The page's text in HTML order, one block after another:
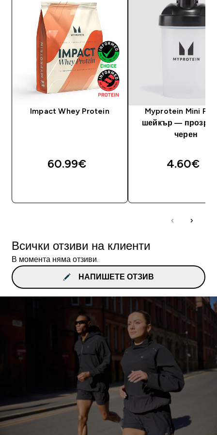
Impact Whey Protein
60.99€‎
Myprotein Mini
шейкър —
черен
4.60€‎
Всички отзиви на клиенти
В момента няма отзиви.
НАПИШЕТЕ ОТЗИВ